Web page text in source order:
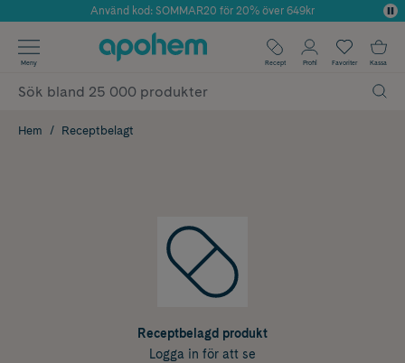
Årets Butik 2025 inom Skönhet
Använd kod: SOMMAR20 för 20% över 649kr
✓ Fri frakt
✓ Poäng på alla köp*
Meny Recept Profil Favoriter Kassa
Hem Receptbelagt
Receptbelagd produkt
Logga in för att se